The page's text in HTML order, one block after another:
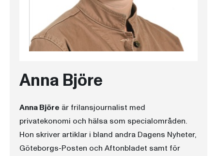
Anna Björe
Anna Björe är frilansjournalist med
privatekonomi och hälsa som specialområden.
Hon skriver artiklar i bland andra Dagens Nyheter,
Göteborgs-Posten och Aftonbladet samt för